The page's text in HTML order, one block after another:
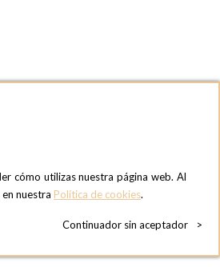
MADRID SHOWROOM
Braganza, 2
cómo utilizas nuestra página web. Al
nuestra Política de cookies.
Continuador sin aceptador >